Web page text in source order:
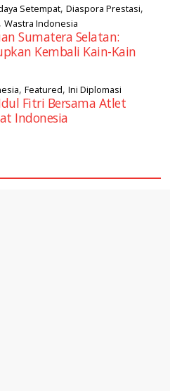
Setempat,Diaspora Prestasi,
,Wastra Indonesia
Sumatera Selatan:
Kembali Kain-Kain
,Featured,Ini Diplomasi
Fitri Bersama Atlet
Indonesia